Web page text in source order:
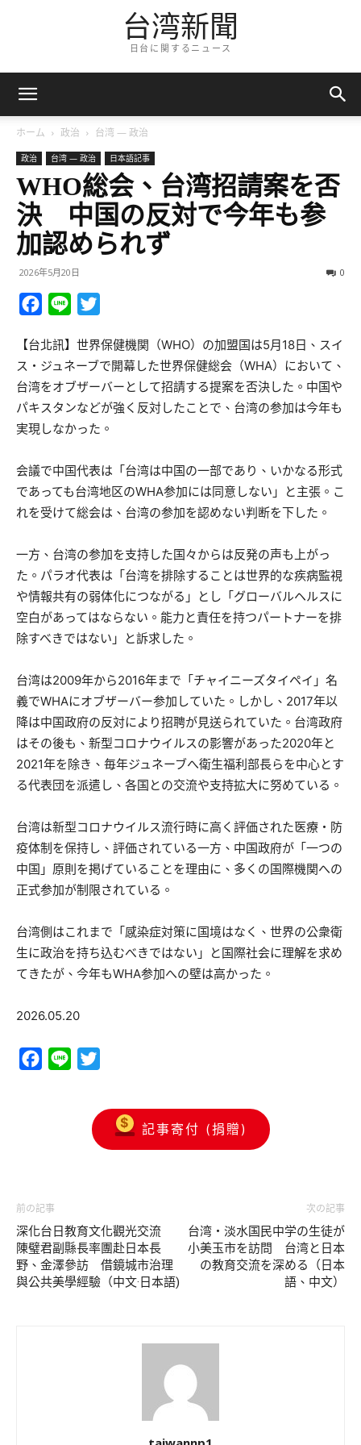
台湾新聞
日台に関するニュース
ホーム 政治 台湾 — 政治
政治 台湾 — 政治 日本語記事
WHO総会、台湾招請案を否
決 中国の反対で今年も参
加認められず
2026年5月20日 0
Facebook
Line
【台北訊】世界保健機関（WHO）の加盟国は5月18日、スイ
ス・ジュネーブで開幕した世界保健総会（WHA）において、
台湾をオブザーバーとして招請する提案を否決した。中国や
パキスタンなどが強く反対したことで、台湾の参加は今年も
実現しなかった。
会議で中国代表は「台湾は中国の一部であり、いかなる形式
であっても台湾地区のWHA参加には同意しない」と主張。こ
れを受けて総会は、台湾の参加を認めない判断を下した。
一方、台湾の参加を支持した国々からは反発の声も上がっ
た。パラオ代表は「台湾を排除することは世界的な疾病監視
や情報共有の弱体化につながる」とし「グローバルヘルスに
空白があってはならない。能力と責任を持つパートナーを排
除すべきではない」と訴求した。
台湾は2009年から2016年まで「チャイニーズタイペイ」名
義でWHAにオブザーバー参加していた。しかし、2017年以
降は中国政府の反対により招聘が見送られていた。台湾政府
はその後も、新型コロナウイルスの影響があった2020年と
2021年を除き、毎年ジュネーブへ衛生福利部長らを中心とす
る代表団を派遣し、各国との交流や支持拡大に努めている。
台湾は新型コロナウイルス流行時に高く評価された医療・防
疫体制を保持し、評価されている一方、中国政府が「一つの
中国」原則を掲げていることを理由に、多くの国際機関への
正式参加が制限されている。
台湾側はこれまで「感染症対策に国境はなく、世界の公衆衛
生に政治を持ち込むべきではない」と国際社会に理解を求め
てきたが、今年もWHA参加への壁は高かった。
2026.05.20
Facebook
Line
記事寄付 (捐贈)
前の記事
深化台日教育文化觀光交流
陳璧君副縣長率團赴日本長
野、金澤參訪 借鏡城市治理
與公共美學經驗（中文·日本語)
次の記事
台湾・淡水国民中学の生徒が
小美玉市を訪問 台湾と日本
の教育交流を深める（日本
語、中文）